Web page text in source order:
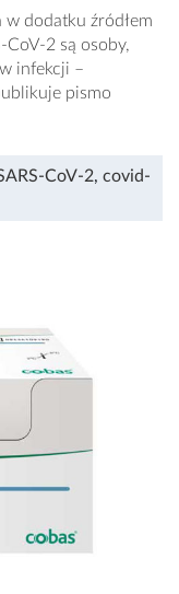
w dodatku źródłem
2 są osoby,
infekcji –
pismo
CoV-2, covid-